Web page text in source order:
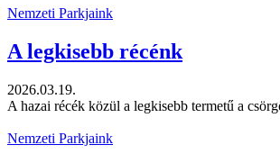
Nemzeti Parkjaink
A legkisebb récénk
2026.03.19.
A hazai récék közül a legkisebb termetű a
Nemzeti Parkjaink